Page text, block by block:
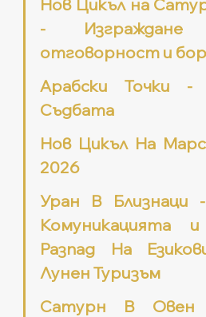
Нов Цикъл на
-
отговорност и
Арабски Точки
Съдбата
Нов Цикъл На
2026
Уран В Близнаци
Комуникацията
Разпад На
Лунен Туризъм
Сатурн В